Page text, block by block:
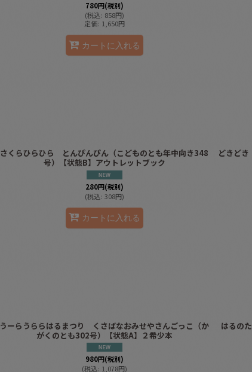
780円(税別)
(税込: 858円)
定価: 1,650円
カートに入れる
さくらひらひら とんぴんぴん（こどものとも年中向き348
号）【状態B】アウトレットブック
280円(税別)
(税込: 308円)
カートに入れる
どきどき
うーらうららはるまつり くさばなおみせやさんごっこ（か
がくのとも302号）【状態A】２希少本
980円(税別)
(税込: 1,078円)
はるの